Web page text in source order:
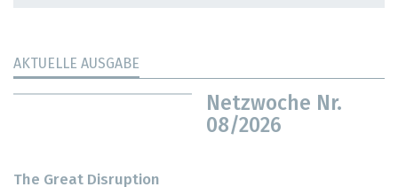
AKTUELLE AUSGABE
Netzwoche Nr.
08/2026
The Great Disruption